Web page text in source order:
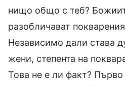
нищо общо с теб?
разобличават
Независимо дали става
жени, степента на
Това не е ли факт?